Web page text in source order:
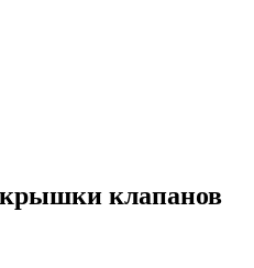
клапанов